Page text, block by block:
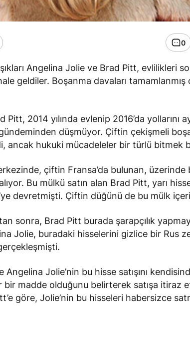
0
Angelina Jolie ve Brad Pitt, evlilikleri
geldiler. Boşanma davaları tamamlanmış
2014 yılında evlenip 2016’da yollarını
düşmüyor. Çiftin çekişmeli
ancak hukuki mücadeleler bir türlü bitmek
çiftin Fransa’da bulunan, üzerinde
Bu mülkü satın alan Brad Pitt, yarı
devretmişti. Çiftin düğünü de bu mülk
sonra, Brad Pitt burada şarapçılık
Jolie, buradaki hisselerini gizlice bir Rus
Jolie’nin bu hisse satışını
bir madde olduğunu belirterek satışa itiraz
göre, Jolie’nin bu hisseleri habersizce